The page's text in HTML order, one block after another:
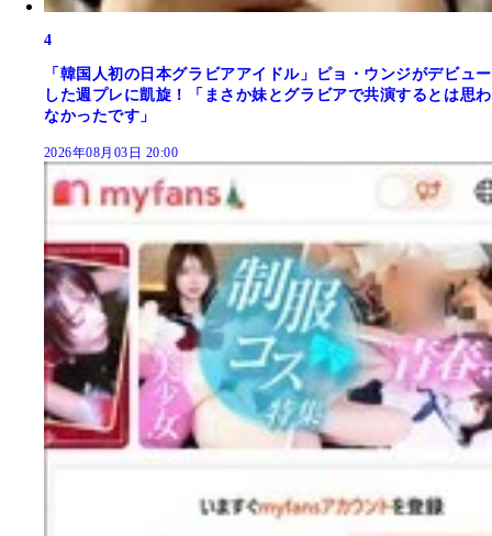
4
「韓国人初の日本グラビアアイドル」ピョ・ウンジがデビュー
した週プレに凱旋！「まさか妹とグラビアで共演するとは思わ
なかったです」
2026年08月03日 20:00